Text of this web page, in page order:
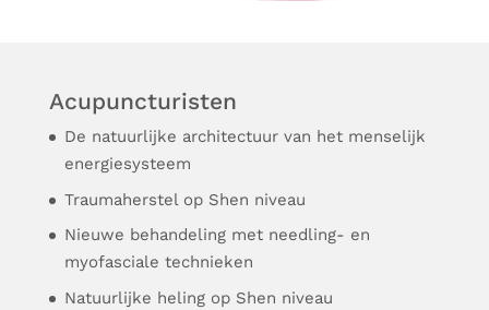
Acupuncturisten
De natuurlijke architectuur van het menselijk
energiesysteem
Traumaherstel op Shen niveau
Nieuwe behandeling met needling- en
myofasciale technieken
Natuurlijke heling op Shen niveau